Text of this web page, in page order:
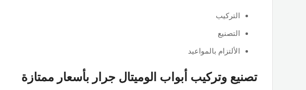
التركيب
التصنيع
الألتزام بالمواعيد
تصنيع وتركيب أبواب الوميتال جرار بأسعار ممتازة